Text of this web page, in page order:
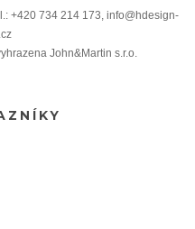
+420 734 214 173, info@hdesign-
John&Martin s.r.o.